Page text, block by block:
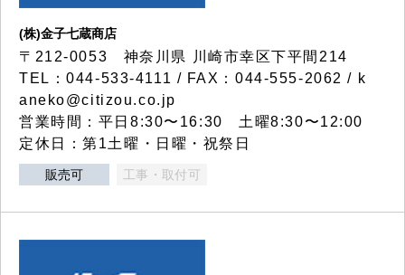
(株)金子七蔵商店
〒212-0053 神奈川県 川崎市幸区下平間214
TEL：044-533-4111 / FAX：044-555-2062 / k
aneko@citizou.co.jp
営業時間：平日8:30〜16:30 土曜8:30〜12:00
定休日：第1土曜・日曜・祝祭日
販売可 工事・取付可